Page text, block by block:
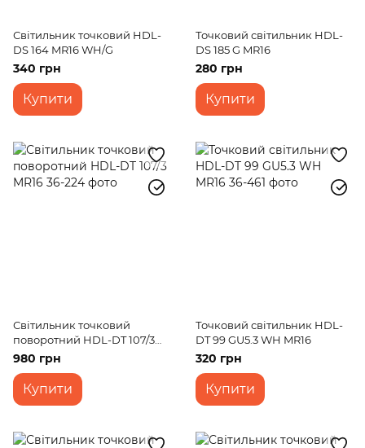
Світильник точковий HDL-
DS 164 MR16 WH/G
340 грн
Купити
Точковий світильник HDL-
DS 185 G MR16
280 грн
Купити
Світильник точковий
поворотний HDL-DT 107/3
MR16
980 грн
Купити
Точковий світильник HDL-
DT 99 GU5.3 WH MR16
320 грн
Купити